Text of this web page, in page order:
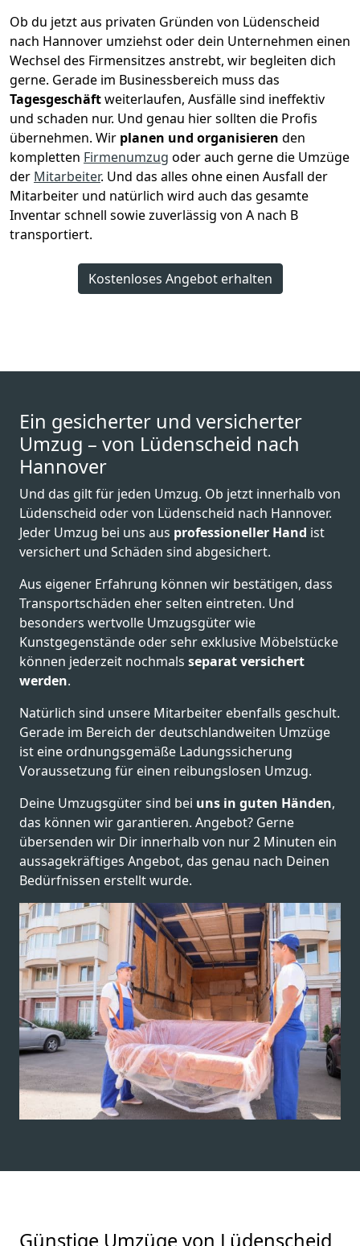
Ob du jetzt aus privaten Gründen von Lüdenscheid
nach Hannover umziehst oder dein Unternehmen einen
Wechsel des Firmensitzes anstrebt, wir begleiten dich
gerne. Gerade im Businessbereich muss das
Tagesgeschäftweiterlaufen, Ausfälle sind ineffektiv
und schaden nur. Und genau hier sollten die Profis
übernehmen. Wir planen und organisieren den
kompletten Firmenumzug oder auch gerne die Umzüge
der Mitarbeiter. Und das alles ohne einen Ausfall der
Mitarbeiter und natürlich wird auch das gesamte
Inventar schnell sowie zuverlässig von A nach B
transportiert.
Kostenloses Angebot erhalten
Ein gesicherter und versicherter
Umzug – von Lüdenscheid nach
Hannover
Und das gilt für jeden Umzug. Ob jetzt innerhalb von
Lüdenscheid oder von Lüdenscheid nach Hannover.
Jeder Umzug bei uns aus professioneller Hand ist
versichert und Schäden sind abgesichert.
Aus eigener Erfahrung können wir bestätigen, dass
Transportschäden eher selten eintreten. Und
besonders wertvolle Umzugsgüter wie
Kunstgegenstände oder sehr exklusive Möbelstücke
können jederzeit nochmals separat versichert
werden.
Natürlich sind unsere Mitarbeiter ebenfalls geschult.
Gerade im Bereich der deutschlandweiten Umzüge
ist eine ordnungsgemäße Ladungssicherung
Voraussetzung für einen reibungslosen Umzug.
Deine Umzugsgüter sind bei uns in guten Händen,
das können wir garantieren. Angebot? Gerne
übersenden wir Dir innerhalb von nur 2 Minuten ein
aussagekräftiges Angebot, das genau nach Deinen
Bedürfnissen erstellt wurde.
Günstige Umzüge von Lüdenscheid